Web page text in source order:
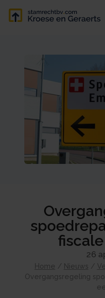
26
Home / Nieuws /
Overgangsregeling